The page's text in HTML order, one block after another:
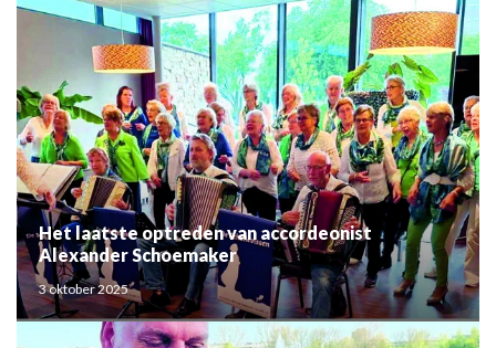
Het laatste optreden van accordeonist
Alexander Schoemaker
3 oktober 2025